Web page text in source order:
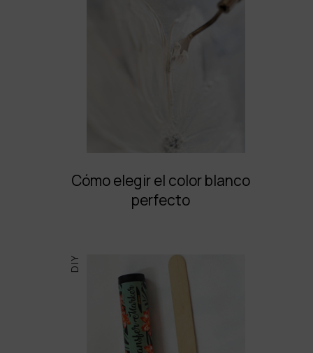
Cómo elegir el color blanco
perfecto
DIY